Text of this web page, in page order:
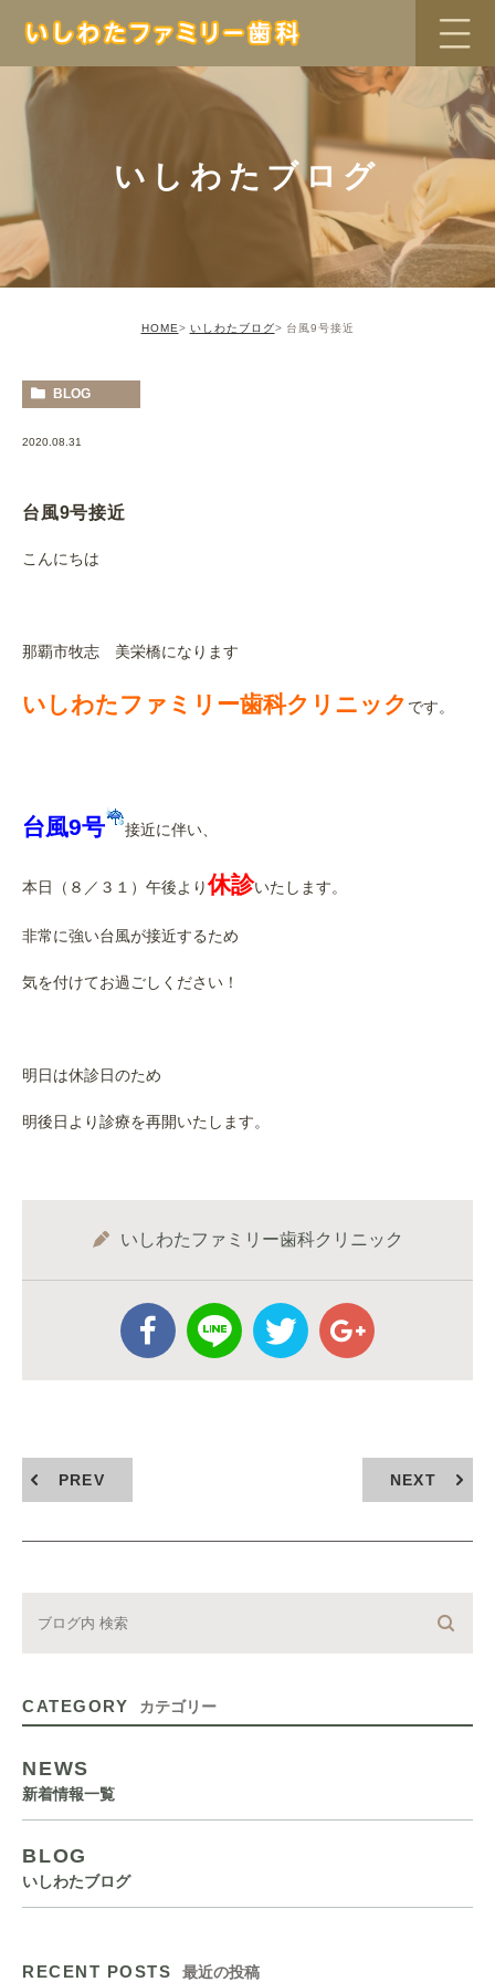
いしわたブログ
HOME いしわたブログ 台風9号接近
BLOG
2020.08.31
台風9号接近
こんにちは
那覇市牧志 美栄橋になります
いしわたファミリー歯科クリニック です。
台風9号 接近に伴い、
本日（８／３１）午後より休診いたします。
非常に強い台風が接近するため
気を付けてお過ごしください！
明日は休診日のため
明後日より診療を再開いたします。
いしわたファミリー歯科クリニック
PREV NEXT
CATEGORY カテゴリー
NEWS
新着情報一覧
BLOG
いしわたブログ
RECENT POSTS 最近の投稿